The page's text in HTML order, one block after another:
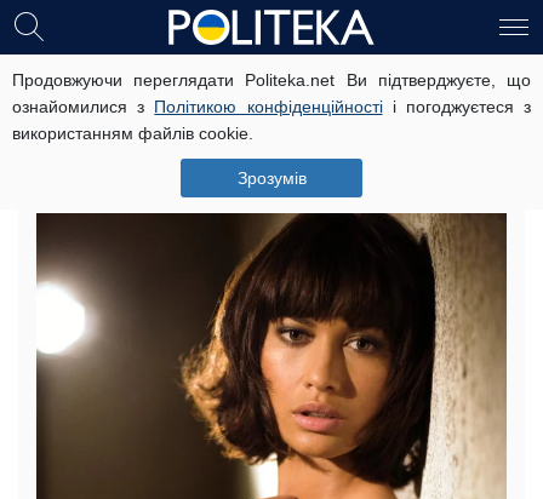
Продовжуючи переглядати Politeka.net Ви підтверджуєте, що
ознайомилися з Політикою конфіденційностіі погоджуєтеся з
використанням файлів cookie.
Зрозумів
Згадала про рідне: дівчина Бонда
здивувала фанатів розповіддю про
Україну